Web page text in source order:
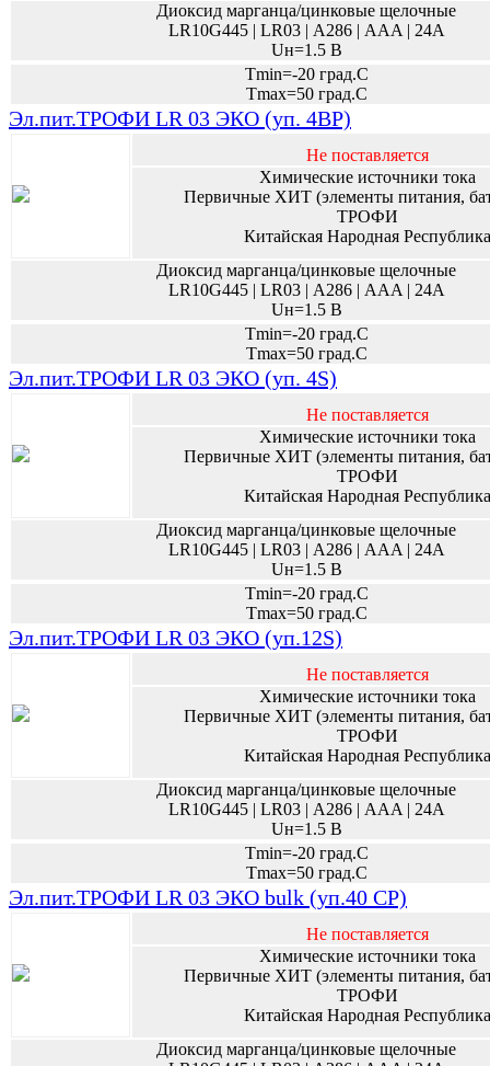
Диоксид марганца/цинковые щелочные
LR10G445 | LR03 | А286 | AAA | 24A
Uн=1.5 В
Tmin=-20 град.С
Tmax=50 град.С
Эл.пит.ТРОФИ LR 03 ЭКО (уп. 4BP)
Не поставляется
Химические источники тока
Первичные ХИТ (элементы питания,
ТРОФИ
Китайская Народная Республика
Диоксид марганца/цинковые щелочные
LR10G445 | LR03 | А286 | AAA | 24A
Uн=1.5 В
Tmin=-20 град.С
Tmax=50 град.С
Эл.пит.ТРОФИ LR 03 ЭКО (уп. 4S)
Не поставляется
Химические источники тока
Первичные ХИТ (элементы питания,
ТРОФИ
Китайская Народная Республика
Диоксид марганца/цинковые щелочные
LR10G445 | LR03 | А286 | AAA | 24A
Uн=1.5 В
Tmin=-20 град.С
Tmax=50 град.С
Эл.пит.ТРОФИ LR 03 ЭКО (уп.12S)
Не поставляется
Химические источники тока
Первичные ХИТ (элементы питания,
ТРОФИ
Китайская Народная Республика
Диоксид марганца/цинковые щелочные
LR10G445 | LR03 | А286 | AAA | 24A
Uн=1.5 В
Tmin=-20 град.С
Tmax=50 град.С
Эл.пит.ТРОФИ LR 03 ЭКО bulk (уп.40 CP)
Не поставляется
Химические источники тока
Первичные ХИТ (элементы питания,
ТРОФИ
Китайская Народная Республика
Диоксид марганца/цинковые щелочные